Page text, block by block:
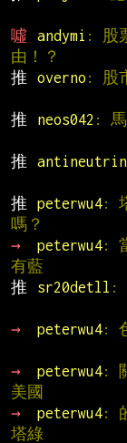
噓
andymi : 股
由！？
推
overno : 股
推
neos042 : 馬
推
推
peterwu4:
嗎？
→
peterwu4:
有藍
推
sr20detll :
→
peterwu4:
→
peterwu4:
美國
→
peterwu4:
塔綠